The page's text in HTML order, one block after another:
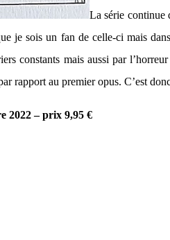
La série continue
je sois un fan de celle-ci mais
constants mais aussi par
rapport au premier opus. C’est
2022 – prix 9,95 €